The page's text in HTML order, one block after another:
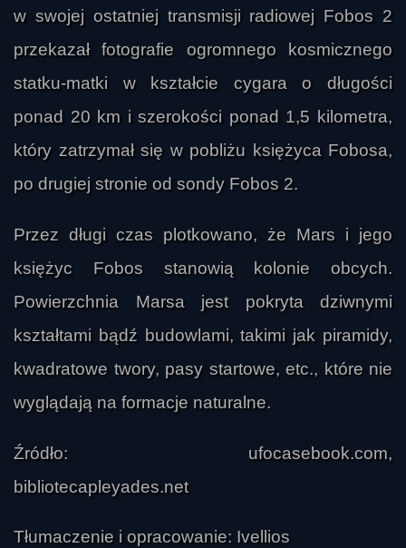
w swojej ostatniej transmisji radiowej Fobos 2
przekazał fotografie ogromnego kosmicznego
statku-matki w kształcie cygara o długości
ponad 20 km i szerokości ponad 1,5 kilometra,
który zatrzymał się w pobliżu księżyca Fobosa,
po drugiej stronie od sondy Fobos 2.
Przez długi czas plotkowano, że Mars i jego
księżyc Fobos stanowią kolonie obcych.
Powierzchnia Marsa jest pokryta dziwnymi
kształtami bądź budowlami, takimi jak piramidy,
kwadratowe twory, pasy startowe, etc., które nie
wyglądają na formacje naturalne.
Źródło: ufocasebook.com,
bibliotecapleyades.net
Tłumaczenie i opracowanie: Ivellios